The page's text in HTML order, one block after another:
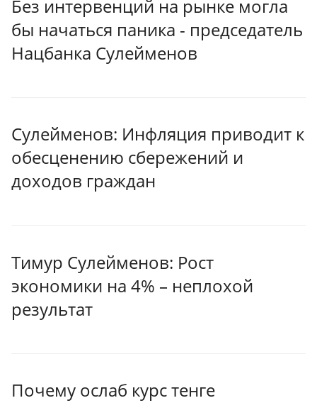
Без интервенций на рынке могла
бы начаться паника - председатель
Нацбанка Сулейменов
Сулейменов: Инфляция приводит к
обесценению сбережений и
доходов граждан
Тимур Сулейменов: Рост
экономики на 4% – неплохой
результат
Почему ослаб курс тенге